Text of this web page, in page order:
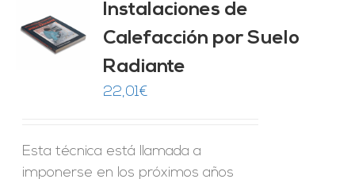
Instalaciones de
Calefacción por Suelo
Radiante
22,01€
Esta técnica está llamada a
imponerse en los próximos años